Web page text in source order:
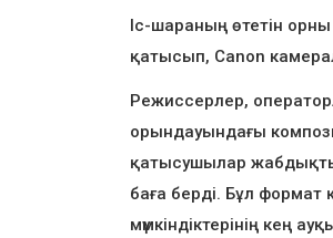
Іс-шараның өтетін
қатысып, Canon
Режиссерлер,
орындауындағы
қатысушылар жабдықтың
баға берді. Бұл формат
мүмкіндіктерінің кең